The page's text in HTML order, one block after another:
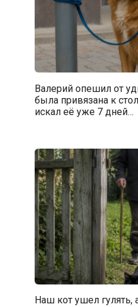
Валерий опешил от
была привязана к
искал её уже 7 дней…
Наш кот ушел гулять,